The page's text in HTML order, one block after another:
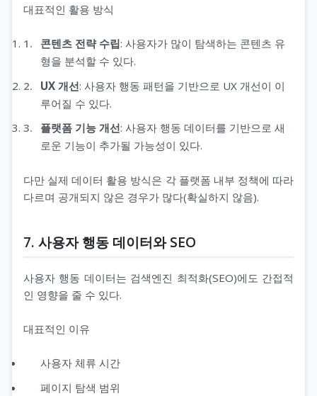
대표적인 활용 방식
콘텐츠 전략 수립: 사용자가 많이 탐색하는 콘텐츠 유
형을 분석할 수 있다.
UX 개선: 사용자 행동 패턴을 기반으로 UX 개선이 이
루어질 수 있다.
플랫폼 기능 개선: 사용자 행동 데이터를 기반으로 새
로운 기능이 추가될 가능성이 있다.
다만 실제 데이터 활용 방식은 각 플랫폼 내부 정책에 따라
다르며 공개되지 않은 경우가 많다(확실하지 않음).
7. 사용자 행동 데이터와 SEO
사용자 행동 데이터는 검색엔진 최적화(SEO)에도 간접적
인 영향을 줄 수 있다.
대표적인 이유
사용자 체류 시간
페이지 탐색 범위